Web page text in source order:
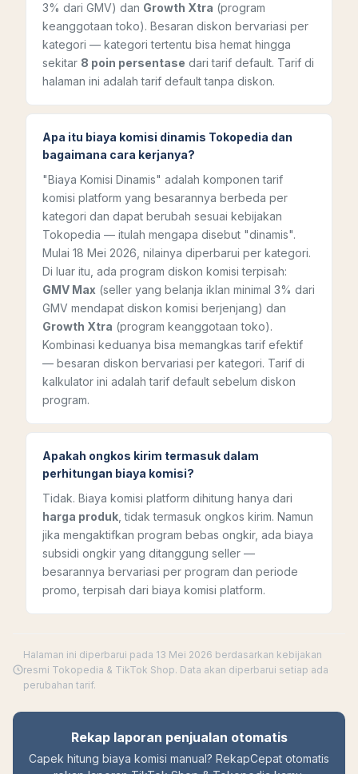
3% dari GMV) dan Growth Xtra (program
keanggotaan toko). Besaran diskon bervariasi per
kategori — kategori tertentu bisa hemat hingga
sekitar 8 poin persentase dari tarif default. Tarif di
halaman ini adalah tarif default tanpa diskon.
Apa itu biaya komisi dinamis Tokopedia dan
bagaimana cara kerjanya?
"Biaya Komisi Dinamis" adalah komponen tarif
komisi platform yang besarannya berbeda per
kategori dan dapat berubah sesuai kebijakan
Tokopedia — itulah mengapa disebut "dinamis".
Mulai 18 Mei 2026, nilainya diperbarui per kategori.
Di luar itu, ada program diskon komisi terpisah:
GMV Max (seller yang belanja iklan minimal 3% dari
GMV mendapat diskon komisi berjenjang) dan
Growth Xtra (program keanggotaan toko).
Kombinasi keduanya bisa memangkas tarif efektif
— besaran diskon bervariasi per kategori. Tarif di
kalkulator ini adalah tarif default sebelum diskon
program.
Apakah ongkos kirim termasuk dalam
perhitungan biaya komisi?
Tidak. Biaya komisi platform dihitung hanya dari
harga produk, tidak termasuk ongkos kirim. Namun
jika mengaktifkan program bebas ongkir, ada biaya
subsidi ongkir yang ditanggung seller —
besarannya bervariasi per program dan periode
promo, terpisah dari biaya komisi platform.
Halaman ini diperbarui pada 13 Mei 2026 berdasarkan kebijakan
resmi Tokopedia & TikTok Shop. Data akan diperbarui setiap ada
perubahan tarif.
Rekap laporan penjualan otomatis
Capek hitung biaya komisi manual? RekapCepat otomatis